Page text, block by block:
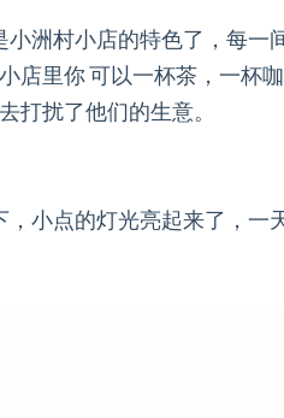
小洲村小店的特色了，每一
店里你 可以一杯茶，一杯
打扰了他们的生意。
，小点的灯光亮起来了，一